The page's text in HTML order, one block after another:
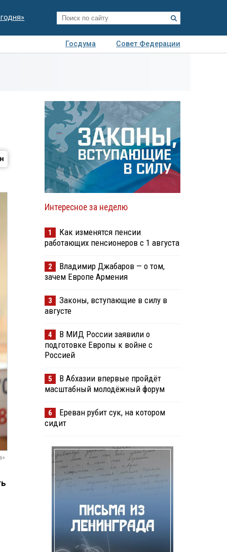
Госдума
Совет Федерации
Интересное за неделю
1
Как изменятся пенсии
работающих пенсионеров с 1 августа
2
Владимир Джабаров — о том,
зачем Европе Армения
3
Законы, вступающие в силу в
августе
4
В МИД России заявили о
подготовке Европы к войне с
Россией
5
В Абхазии впервые пройдёт
масштабный молодёжный форум
6
Ереван рубит сук, на котором
сидит